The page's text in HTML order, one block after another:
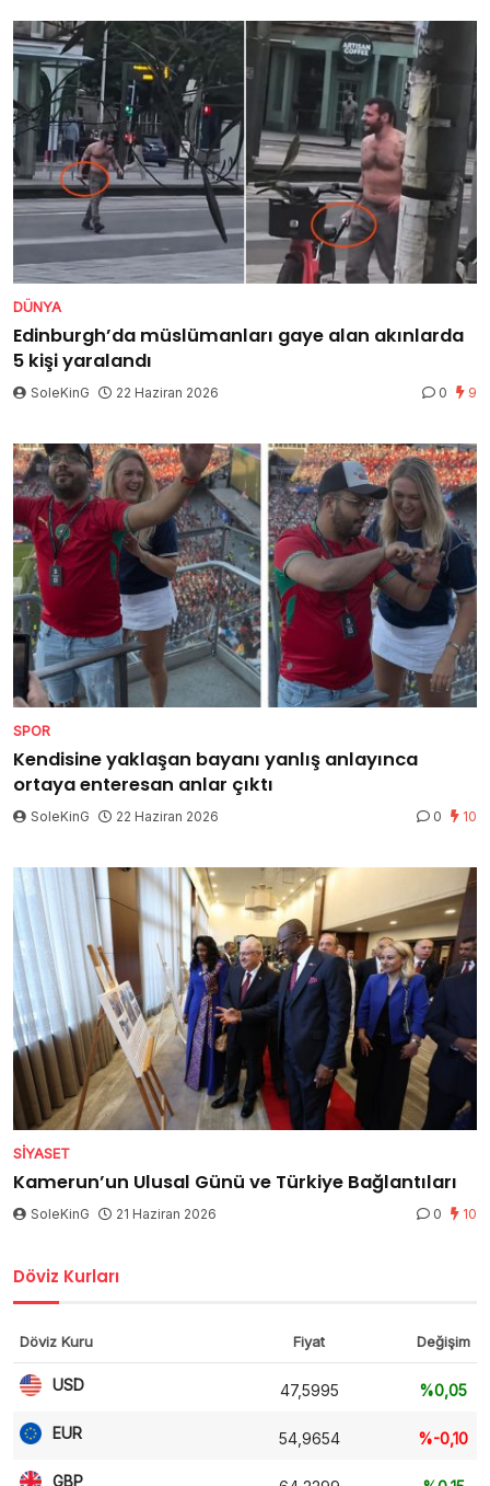
DÜNYA
Edinburgh’da müslümanları gaye alan akınlarda
5 kişi yaralandı
SoleKinG 22 Haziran 2026 0 9
SPOR
Kendisine yaklaşan bayanı yanlış anlayınca
ortaya enteresan anlar çıktı
SoleKinG 22 Haziran 2026 0 10
SIYASET
Kamerun’un Ulusal Günü ve Türkiye Bağlantıları
SoleKinG 21 Haziran 2026 0 10
Döviz Kurları
Döviz Kuru Fiyat Değişim
USD 47,5995 %0,05
EUR 54,9654 %-0,10
GBP